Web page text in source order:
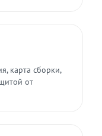
карта сборки,
от